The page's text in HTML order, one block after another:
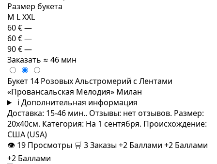
Размер букета
M LXXL
60 €—
60 €—
90 €—
Заказать ≈ 46 мин
Букет 14 Розовых Альстромерий с Лентами
«Провансальская Мелодия» Милан
i Дополнительная информация
Доставка: 15-46 мин.. Отзывы: нет отзывов. Размер:
20x40см. Категория: На 1 сентября. Происхождение:
США (USA)
👁 19 Просмотры 🛒 3Заказы+2 Баллами +2 Баллами
+2 Баллами